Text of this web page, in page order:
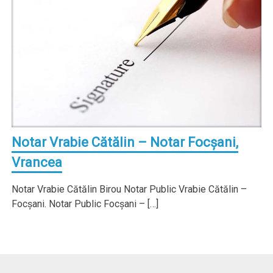
Notar Vrabie Cătălin – Notar Focşani,
Vrancea
Notar Vrabie Cătălin Birou Notar Public Vrabie Cătălin –
Focşani. Notar Public Focşani – […]